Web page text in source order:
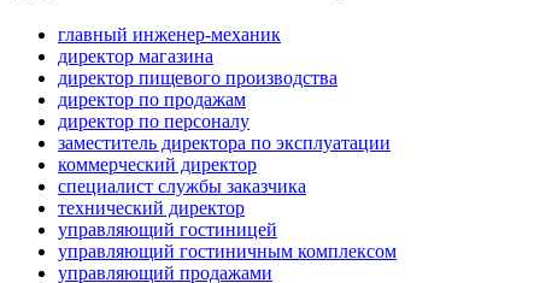
главный инженер-механик
директор магазина
директор пищевого производства
директор по продажам
директор по персоналу
заместитель директора по эксплуатации
коммерческий директор
специалист службы заказчика
технический директор
управляющий гостиницей
управляющий гостиничным комплексом
управляющий продажами